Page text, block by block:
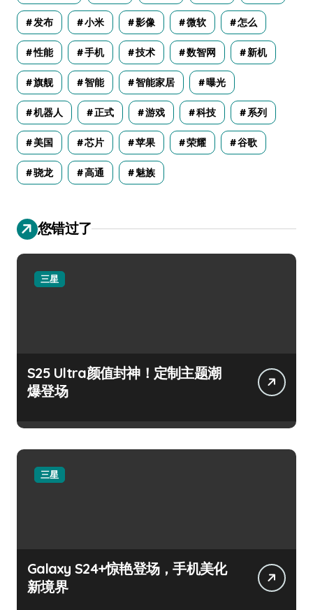
发布 小米 影像 微软 怎么
性能 手机 技术 数智网 新机
旗舰 智能 智能家居 曝光
机器人 正式 游戏 科技 系列
美国 芯片 苹果 荣耀 谷歌
骁龙 高通 魅族
您错过了
三星
S25 Ultra颜值封神！定制主题潮
爆登场
三星
Galaxy S24+惊艳登场，手机美化
新境界